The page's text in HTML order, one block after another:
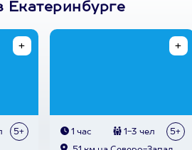
Екатеринбурге
5+ 1 час 1-3 чел 5+